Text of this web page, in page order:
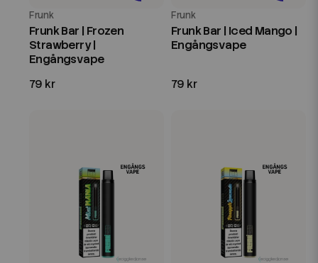
Frunk
Frunk Bar | Frozen
Strawberry |
Engångsvape
79 kr
Frunk
Frunk Bar | Iced Mango |
Engångsvape
79 kr